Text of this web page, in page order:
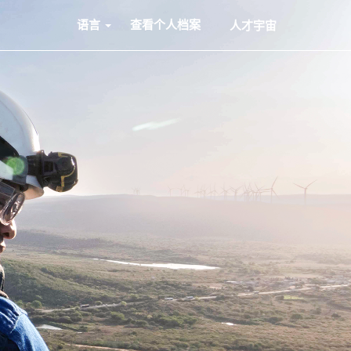
语言 查看个人档案 人才宇宙